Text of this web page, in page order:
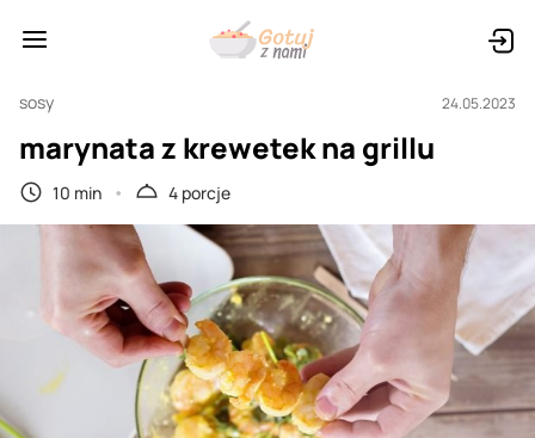
sosy 24.05.2023
marynata z krewetek na grillu
10 min 4 porcje